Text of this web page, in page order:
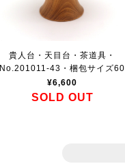
貴人台・天目台・茶道具・
No.201011-43・梱包サイズ60
¥6,600
SOLD OUT